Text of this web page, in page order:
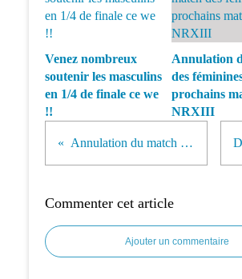
Venez nombreux
soutenir les masculins
en 1/4 de finale ce we
!!
Annulation
des
prochains
NRXIII
Annulation du match de dimanche prochain
Commenter cet article
Ajouter un commentaire